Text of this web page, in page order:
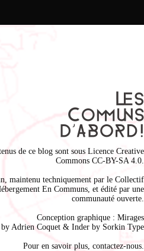
de ce blog sont sous Licence Creative
Commons CC-BY-SA 4.0
maintenu techniquement par le Collectif
En Communs , et édité par une
communauté ouverte.
Conception graphique : Mirages
Adrien Coquet & Inder by Sorkin Type
Pour en savoir plus, contactez-nous